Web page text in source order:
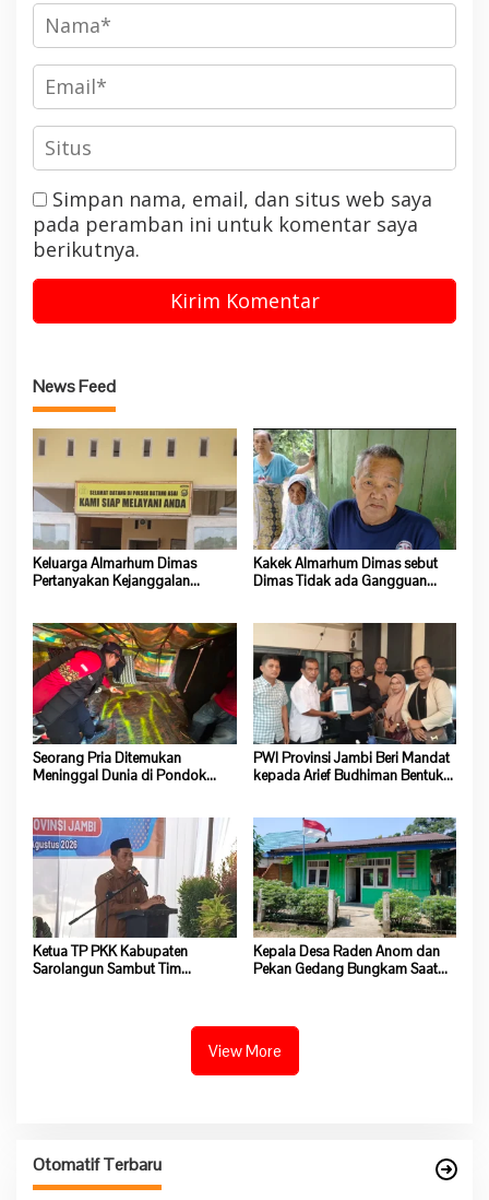
Simpan nama, email, dan situs web saya
pada peramban ini untuk komentar saya
berikutnya.
News Feed
Keluarga Almarhum Dimas
Pertanyakan Kejanggalan
Kakek Almarhum Dimas sebut
Dimas Tidak ada Gangguan
Seorang Pria Ditemukan
Meninggal Dunia di Pondok
PWI Provinsi Jambi Beri Mandat
kepada Arief Budhiman Bentuk
Ketua TP PKK Kabupaten
Sarolangun Sambut Tim
Kepala Desa Raden Anom dan
Pekan Gedang Bungkam Saat
View More
Otomatif Terbaru